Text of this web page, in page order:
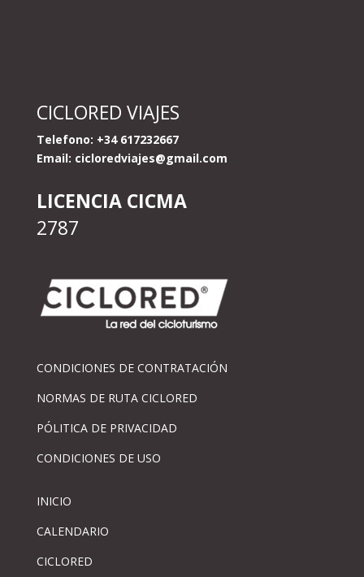
CICLORED VIAJES
Telefono: +34 617232667
Email: cicloredviajes@gmail.com
LICENCIA CICMA
2787
CONDICIONES DE CONTRATACIÓN
NORMAS DE RUTA CICLORED
PÓLITICA DE PRIVACIDAD
CONDICIONES DE USO
INICIO
CALENDARIO
CICLORED